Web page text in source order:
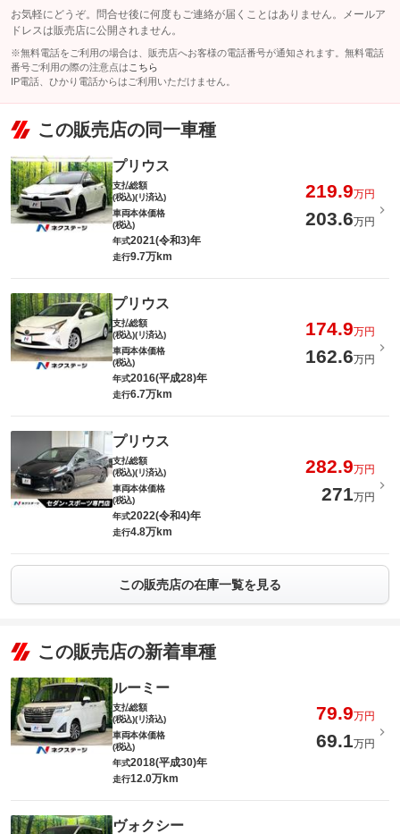
お気軽にどうぞ。問合せ後に何度もご連絡が届くことはありません。メールア
ドレスは販売店に公開されません。
※無料電話をご利用の場合は、販売店へお客様の電話番号が通知されます。無料電話
番号ご利用の際の注意点は こちら
IP電話、ひかり電話からはご利用いただけません。
この販売店の同一車種
プリウス
支払総額
(税込)(リ済込)
219.9万円
車両本体価格
(税込)
203.6万円
年式2021(令和3)年
走行9.7万km
プリウス
支払総額
(税込)(リ済込)
174.9万円
車両本体価格
(税込)
162.6万円
年式2016(平成28)年
走行6.7万km
プリウス
支払総額
(税込)(リ済込)
282.9万円
車両本体価格
(税込)
271万円
年式2022(令和4)年
走行4.8万km
この販売店の在庫一覧を見る
この販売店の新着車種
ルーミー
支払総額
(税込)(リ済込)
79.9万円
車両本体価格
(税込)
69.1万円
年式2018(平成30)年
走行12.0万km
ヴォクシー